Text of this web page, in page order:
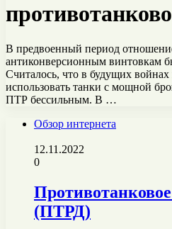
В предвоенный период
антиконверсионным винтовкам
Считалось, что в будущих войнах
использовать танки с мощной
ПТР бессильным. В …
Обзор интернета
12.11.2022
0
(ПТРД)